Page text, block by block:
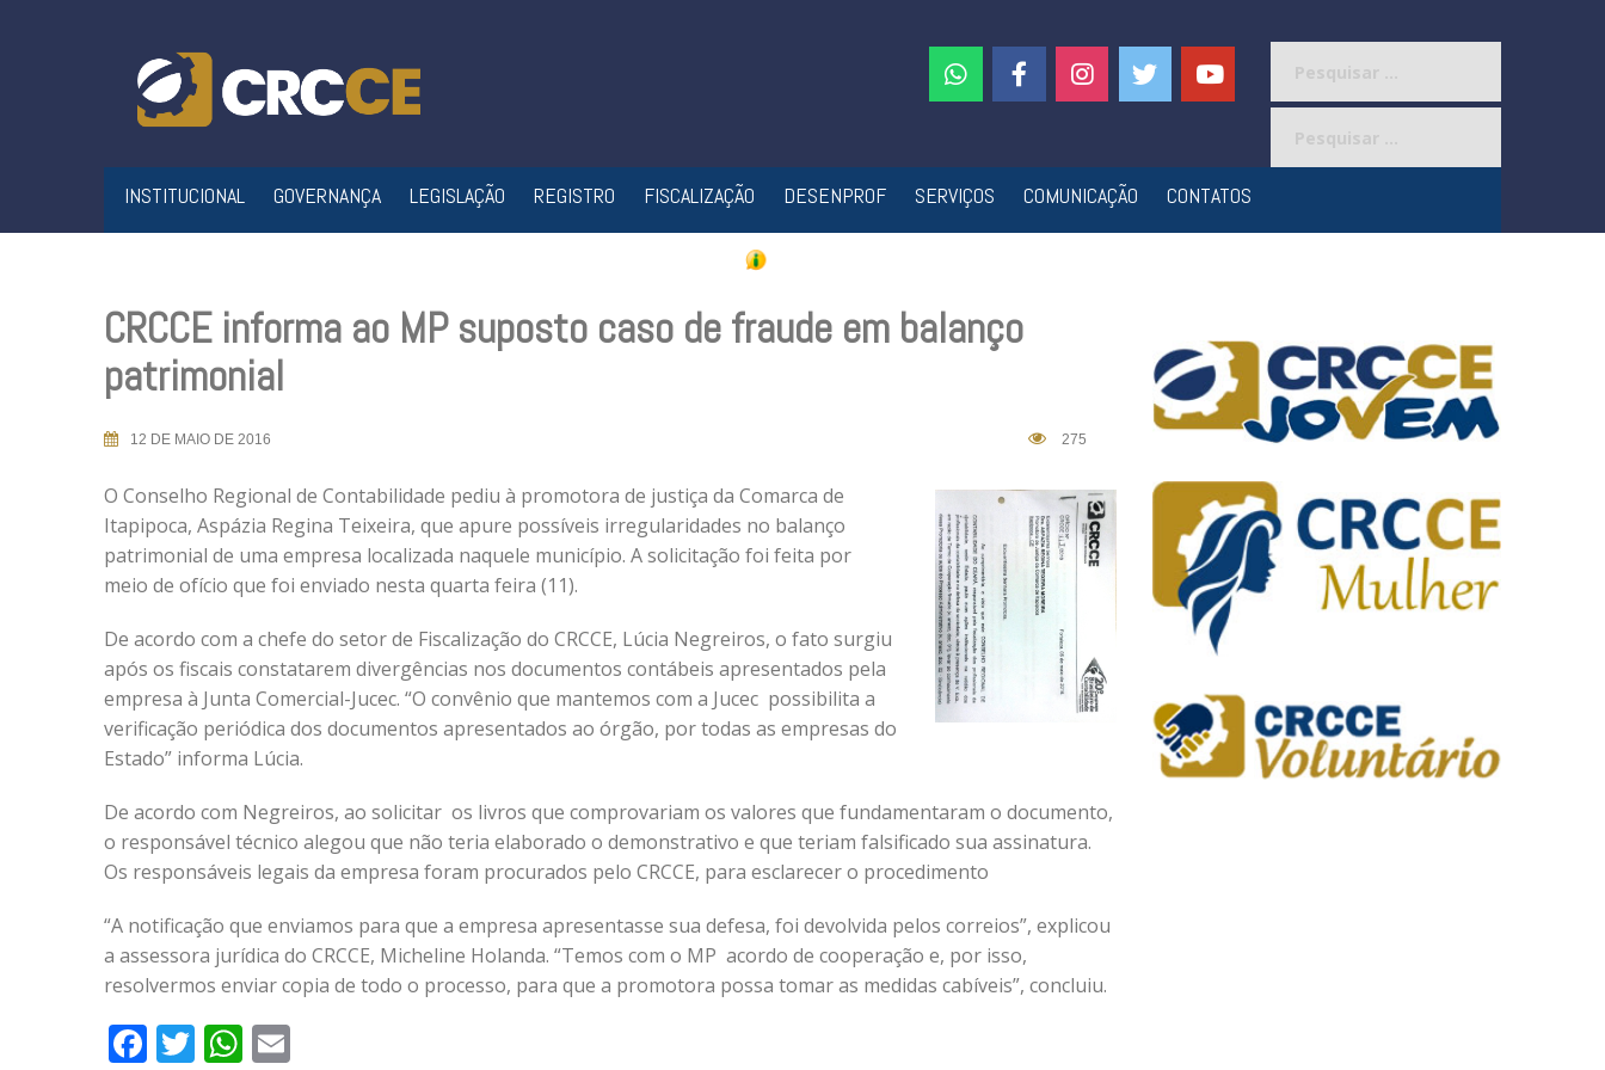
INSTITUCIONAL GOVERNANÇA LEGISLAÇÃO REGISTRO FISCALIZAÇÃO DESENPROF SERVIÇOS COMUNICAÇÃO CONTATOS
CRCCE informa ao MP suposto caso de fraude em balanço
patrimonial
12 DE MAIO DE 2016 275
O Conselho Regional de Contabilidade pediu à promotora de justiça da Comarca de
Itapipoca, Aspázia Regina Teixeira, que apure possíveis irregularidades no balanço
patrimonial de uma empresa localizada naquele município. A solicitação foi feita por
meio de ofício que foi enviado nesta quarta feira (11).
De acordo com a chefe do setor de Fiscalização do CRCCE, Lúcia Negreiros, o fato surgiu
após os fiscais constatarem divergências nos documentos contábeis apresentados pela
empresa à Junta Comercial-Jucec. “O convênio que mantemos com a Jucec possibilita a
verificação periódica dos documentos apresentados ao órgão, por todas as empresas do
Estado” informa Lúcia.
De acordo com Negreiros, ao solicitar os livros que comprovariam os valores que fundamentaram o documento,
o responsável técnico alegou que não teria elaborado o demonstrativo e que teriam falsificado sua assinatura.
Os responsáveis legais da empresa foram procurados pelo CRCCE, para esclarecer o procedimento
“A notificação que enviamos para que a empresa apresentasse sua defesa, foi devolvida pelos correios”, explicou
a assessora jurídica do CRCCE, Micheline Holanda. “Temos com o MP acordo de cooperação e, por isso,
resolvermos enviar copia de todo o processo, para que a promotora possa tomar as medidas cabíveis”, concluiu.
Facebook
TwitterWhatsApp